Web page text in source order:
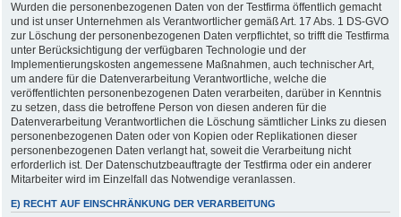
Wurden die personenbezogenen Daten von der Testfirma öffentlich gemacht
und ist unser Unternehmen als Verantwortlicher gemäß Art. 17 Abs. 1 DS-GVO
zur Löschung der personenbezogenen Daten verpflichtet, so trifft die Testfirma
unter Berücksichtigung der verfügbaren Technologie und der
Implementierungskosten angemessene Maßnahmen, auch technischer Art,
um andere für die Datenverarbeitung Verantwortliche, welche die
veröffentlichten personenbezogenen Daten verarbeiten, darüber in Kenntnis
zu setzen, dass die betroffene Person von diesen anderen für die
Datenverarbeitung Verantwortlichen die Löschung sämtlicher Links zu diesen
personenbezogenen Daten oder von Kopien oder Replikationen dieser
personenbezogenen Daten verlangt hat, soweit die Verarbeitung nicht
erforderlich ist. Der Datenschutzbeauftragte der Testfirma oder ein anderer
Mitarbeiter wird im Einzelfall das Notwendige veranlassen.
E) RECHT AUF EINSCHRÄNKUNG DER VERARBEITUNG